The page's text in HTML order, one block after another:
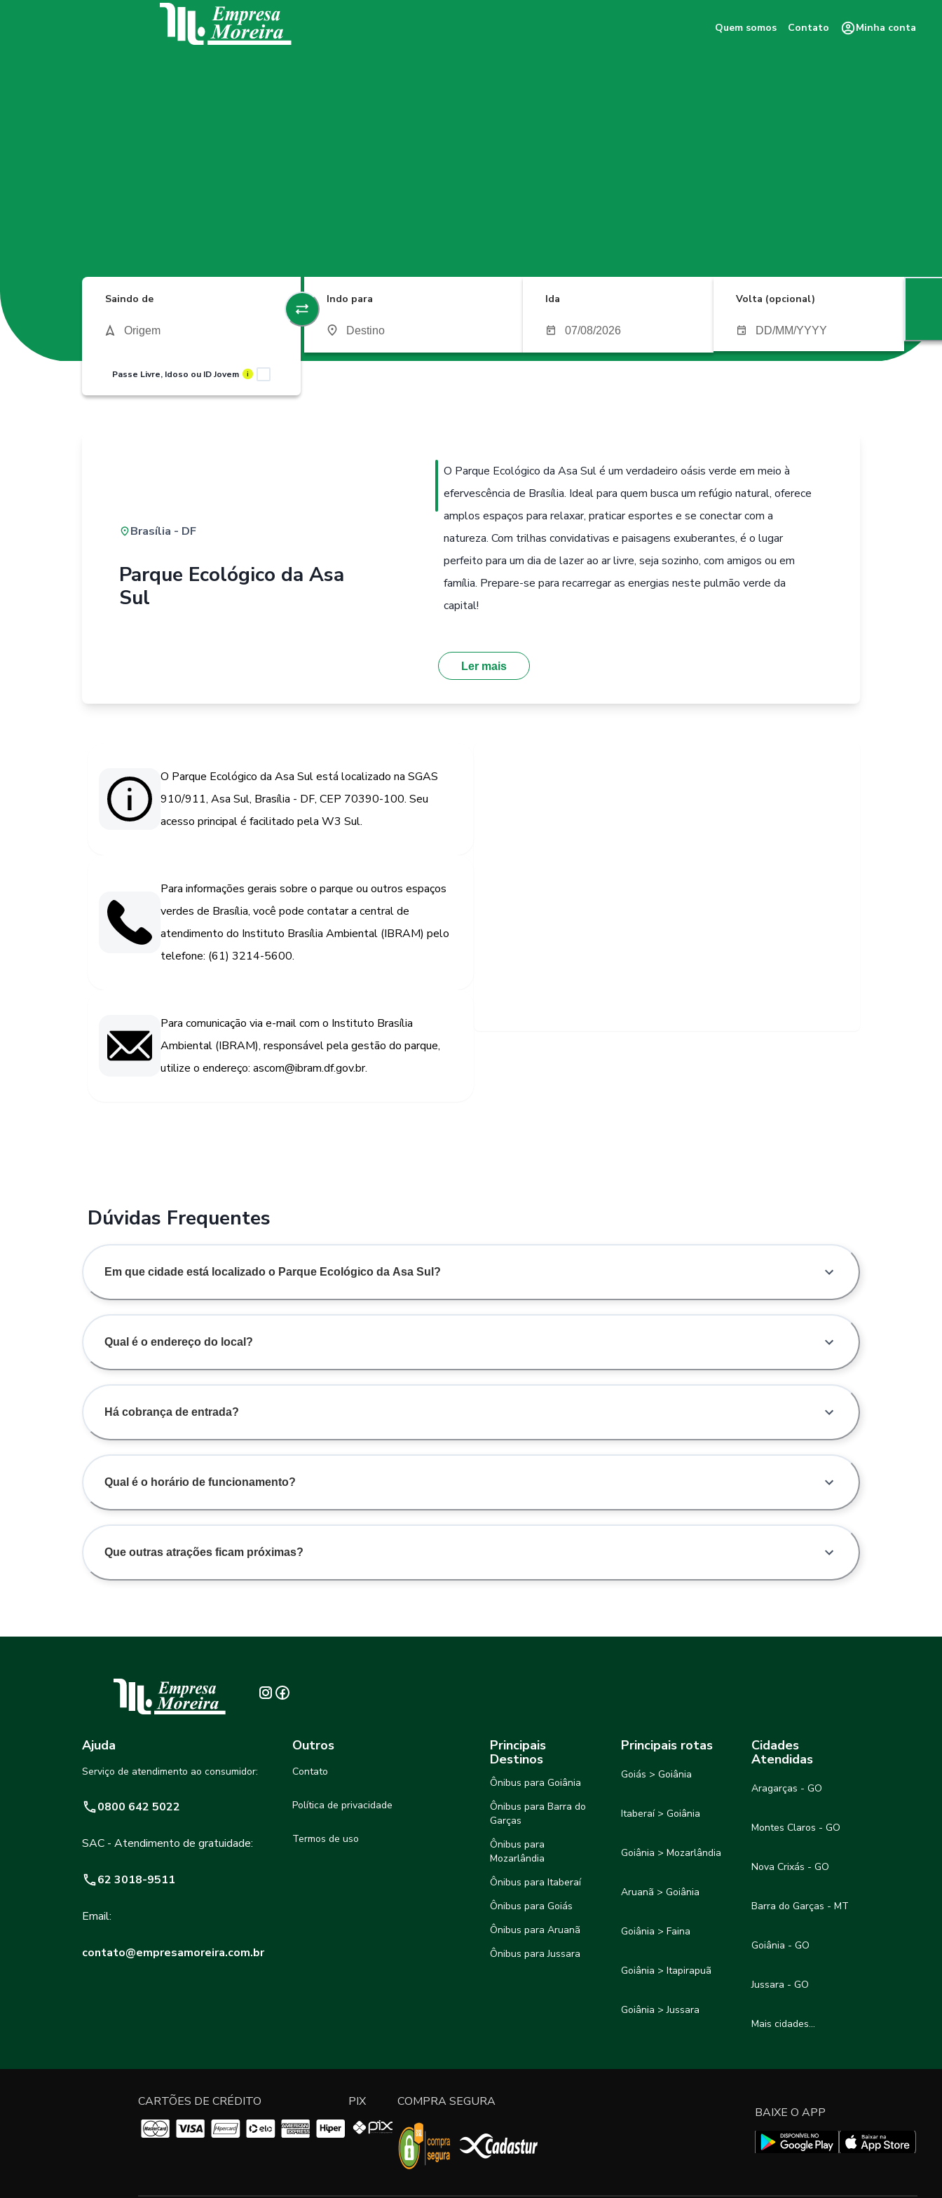
Quem somos Contato Minha conta
Saindo de
Passe Livre, Idoso ou ID Jovem i
Indo para Ida Volta (opcional)
Brasília - DF
Parque Ecológico da Asa
Sul
O Parque Ecológico da Asa Sul é um verdadeiro oásis verde em meio à
efervescência de Brasília. Ideal para quem busca um refúgio natural, oferece
amplos espaços para relaxar, praticar esportes e se conectar com a
natureza. Com trilhas convidativas e paisagens exuberantes, é o lugar
perfeito para um dia de lazer ao ar livre, seja sozinho, com amigos ou em
família. Prepare-se para recarregar as energias neste pulmão verde da
capital!
Ler mais
O Parque Ecológico da Asa Sul está localizado na SGAS
910/911, Asa Sul, Brasília - DF, CEP 70390-100. Seu
acesso principal é facilitado pela W3 Sul.
Para informações gerais sobre o parque ou outros espaços
verdes de Brasília, você pode contatar a central de
atendimento do Instituto Brasília Ambiental (IBRAM) pelo
telefone: (61) 3214-5600.
Para comunicação via e-mail com o Instituto Brasília
Ambiental (IBRAM), responsável pela gestão do parque,
utilize o endereço: ascom@ibram.df.gov.br.
Dúvidas Frequentes
Em que cidade está localizado o Parque Ecológico da Asa Sul?
Qual é o endereço do local?
Há cobrança de entrada?
Qual é o horário de funcionamento?
Que outras atrações ficam próximas?
Ajuda
Serviço de atendimento ao consumidor:
0800 642 5022
SAC - Atendimento de gratuidade:
62 3018-9511
Email:
contato@empresamoreira.com.br
Outros
Contato
Política de privacidade
Termos de uso
Principais
Destinos
Ônibus para Goiânia
Ônibus para Barra do
Garças
Ônibus para
Mozarlândia
Ônibus para Itaberaí
Ônibus para Goiás
Ônibus para Aruanã
Ônibus para Jussara
Principais rotas
Goiás > Goiânia
Itaberaí > Goiânia
Goiânia > Mozarlândia
Aruanã > Goiânia
Goiânia > Faina
Goiânia > Itapirapuã
Goiânia > Jussara
Cidades
Atendidas
Aragarças - GO
Montes Claros - GO
Nova Crixás - GO
Barra do Garças - MT
Goiânia - GO
Jussara - GO
Mais cidades...
CARTÕES DE CRÉDITO PIX COMPRA SEGURA
BAIXE O APP